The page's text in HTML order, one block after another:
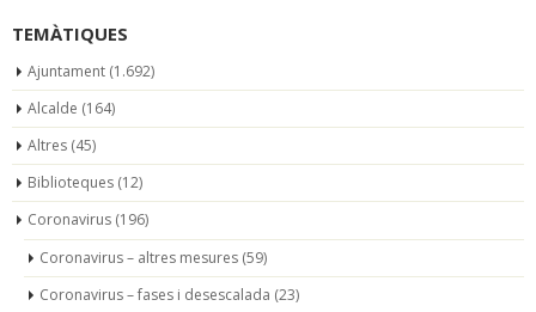
TEMÀTIQUES
Ajuntament (1.692)
Alcalde (164)
Altres (45)
Biblioteques (12)
Coronavirus (196)
Coronavirus – altres mesures (59)
Coronavirus – fases i desescalada (23)